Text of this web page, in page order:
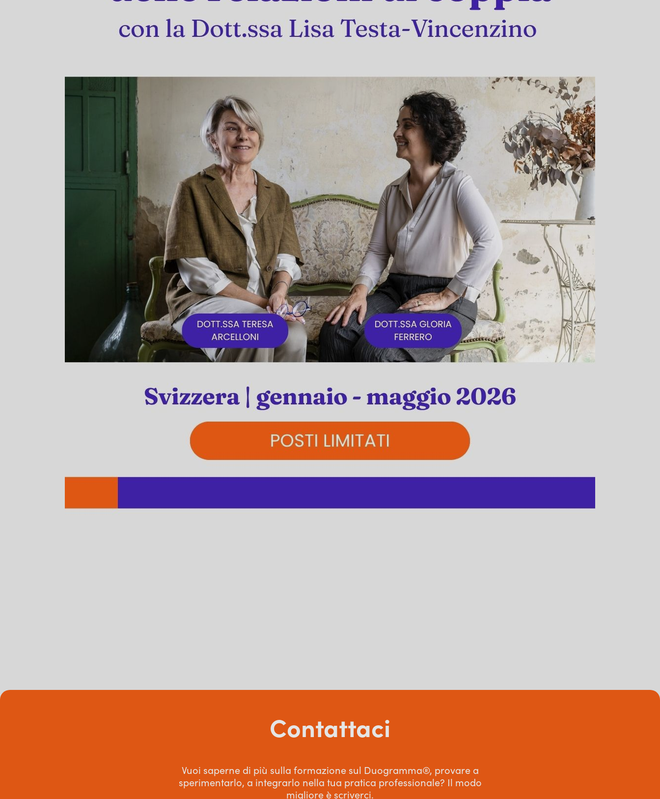
Contattaci
Vuoi saperne di più sulla formazione sul Duogramma®, provare a
sperimentarlo, a integrarlo nella tua pratica professionale? Il modo
migliore è scriverci.